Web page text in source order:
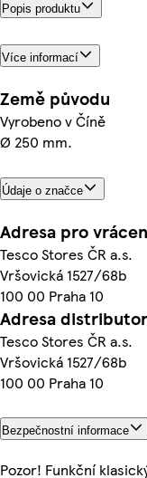
Popis produktu
Více informací
Země původu
Vyrobeno v Číně
Ø 250 mm.
Údaje o značce
Adresa pro
Tesco Stores ČR a.s.
Vršovická 1527/68b
100 00 Praha 10
Adresa
Tesco Stores ČR a.s.
Vršovická 1527/68b
100 00 Praha 10
Bezpečnostní informace
Pozor! Funkční